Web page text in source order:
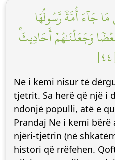
مَا جَآءَ أُمَّةٗ رَّسُولُهَا
وَجَعَلۡنَٰهُمۡ أَحَادِيثَۚ
Ne i kemi nisur të
tjetrit. Sa herë që një i
ndonjë populli, atë e
Prandaj Ne i kemi
njëri-tjetrin (në
histori që rrëfehen.